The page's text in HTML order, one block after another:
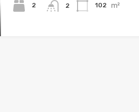
2 2 102 m²